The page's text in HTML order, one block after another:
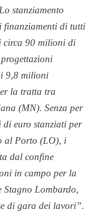
stanziamento
finanziamenti di tutti
circa 90 milioni di
9,8 milioni
la tratta tra
(MN). Senza per
euro stanziati per
al Porto (LO), i
dal confine
in campo per la
Stagno Lombardo,
di gara dei lavori”.